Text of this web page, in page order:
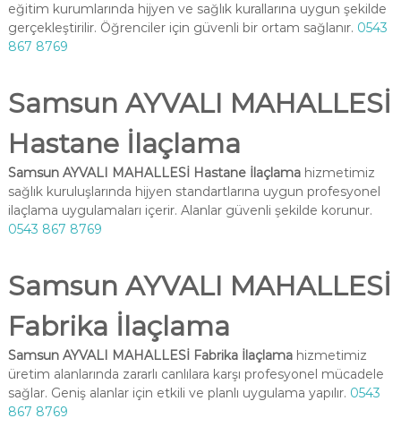
eğitim kurumlarında hijyen ve sağlık kurallarına uygun şekilde
gerçekleştirilir. Öğrenciler için güvenli bir ortam sağlanır. 0543
867 8769
Samsun AYVALI MAHALLESİ
Hastane İlaçlama
Samsun AYVALI MAHALLESİ Hastane İlaçlamahizmetimiz
sağlık kuruluşlarında hijyen standartlarına uygun profesyonel
ilaçlama uygulamaları içerir. Alanlar güvenli şekilde korunur.
0543 867 8769
Samsun AYVALI MAHALLESİ
Fabrika İlaçlama
Samsun AYVALI MAHALLESİ Fabrika İlaçlamahizmetimiz
üretim alanlarında zararlı canlılara karşı profesyonel mücadele
sağlar. Geniş alanlar için etkili ve planlı uygulama yapılır. 0543
867 8769